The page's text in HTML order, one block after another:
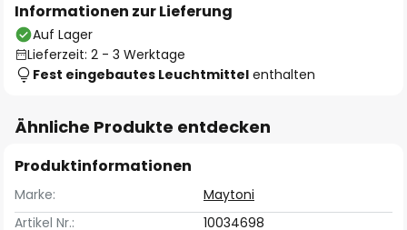
Informationen zur Lieferung
Auf Lager
Lieferzeit: 2 - 3 Werktage
Fest eingebautes Leuchtmittel enthalten
Ähnliche Produkte entdecken
Produktinformationen
Marke:
Maytoni
Artikel Nr.:
10034698